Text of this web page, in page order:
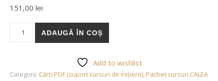
151,00 lei
Cantitate Carte PDF: DEZECHILIBRAREA ȘI
ADAUGĂ ÎN COȘ
Add to wishlist
Categorii: Cărți PDF (suport cursuri de inițiere),Pachet cursuri CALEA